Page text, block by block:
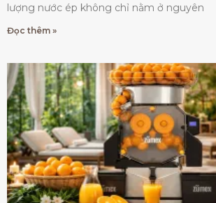
lượng nước ép không chỉ nằm ở nguyên
Đọc thêm »